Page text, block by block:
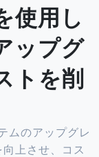
使用し
ップグ
トを削
ムのアップグレ
上させ、コス